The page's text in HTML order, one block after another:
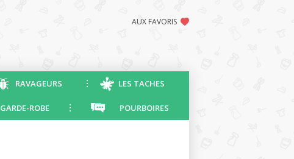
AUX FAVORIS
RAVAGEURS LES TACHES
GARDE-ROBE POURBOIRES